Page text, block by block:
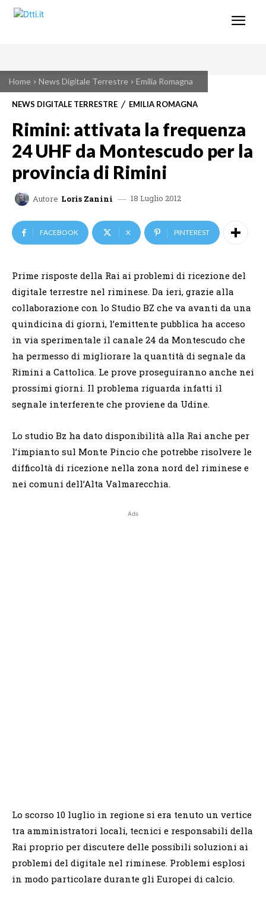
Home News Digitale Terrestre Emilia Romagna
NEWS DIGITALE TERRESTRE EMILIA ROMAGNA
Rimini: attivata la frequenza
24 UHF da Montescudo per la
provincia di Rimini
Autore Loris Zanini 18 Luglio 2012
FACEBOOK X PINTEREST
Prime risposte della Rai ai problemi di ricezione del
digitale terrestre nel riminese. Da ieri, grazie alla
collaborazione con lo Studio BZ che va avanti da una
quindicina di giorni, l’emittente pubblica ha acceso
in via sperimentale il canale 24 da Montescudo che
ha permesso di migliorare la quantità di segnale da
Rimini a Cattolica. Le prove proseguiranno anche nei
prossimi giorni. Il problema riguarda infatti il
segnale interferente che proviene da Udine.
Lo studio Bz ha dato disponibilità alla Rai anche per
l’impianto sul Monte Pincio che potrebbe risolvere le
difficoltà di ricezione nella zona nord del riminese e
nei comuni dell’Alta Valmarecchia.
Ads
Lo scorso 10 luglio in regione si era tenuto un vertice
tra amministratori locali, tecnici e responsabili della
Rai proprio per discutere delle possibili soluzioni ai
problemi del digitale nel riminese. Problemi esplosi
in modo particolare durante gli Europei di calcio.